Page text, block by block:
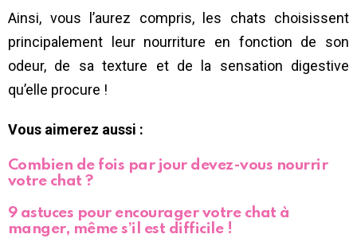
Ainsi, vous l’aurez compris, les chats choisissent
principalement leur nourriture en fonction de son
odeur, de sa texture et de la sensation digestive
qu’elle procure !
Vous aimerez aussi :
Combien de fois par jour devez-vous nourrir
votre chat ?
9 astuces pour encourager votre chat à
manger, même s’il est difficile !